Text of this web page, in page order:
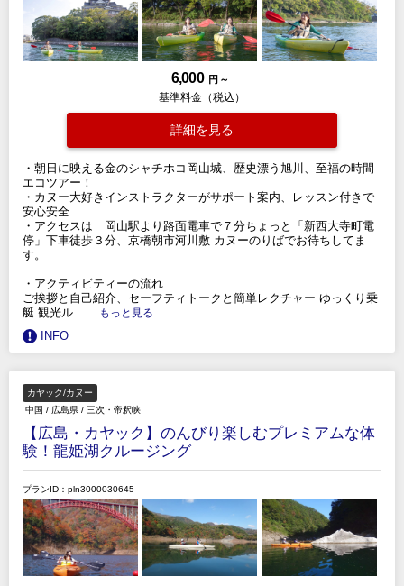
6,000 円 ～
基準料金（税込）
詳細を見る
・朝日に映える金のシャチホコ岡山城、歴史漂う旭川、至福の時間
エコツアー！
・カヌー大好きインストラクターがサポート案内、レッスン付きで
安心安全
・アクセスは 岡山駅より路面電車で７分ちょっと「新西大寺町電
停」下車徒歩３分、京橋朝市河川敷 カヌーのりばでお待ちしてま
す。
・アクティビティーの流れ
ご挨拶と自己紹介、セーフティトークと簡単レクチャー ゆっくり乗
艇 観光ル
.....もっと見る
INFO
カヤック/カヌー
中国 / 広島県 / 三次・帝釈峡
【広島・カヤック】のんびり楽しむプレミアムな体
験！龍姫湖クルージング
プランID：pln3000030645